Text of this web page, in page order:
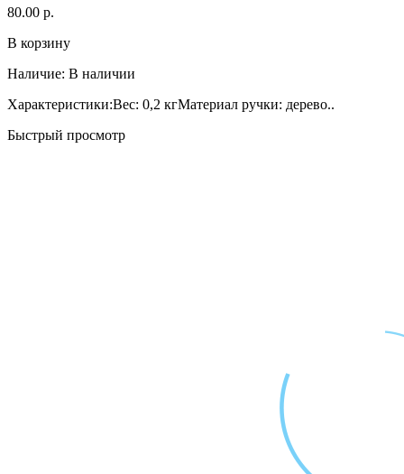
80.00 р.
В корзину
Наличие: В наличии
Характеристики:Вес: 0,2 кгМатериал ручки: дерево..
Быстрый просмотр